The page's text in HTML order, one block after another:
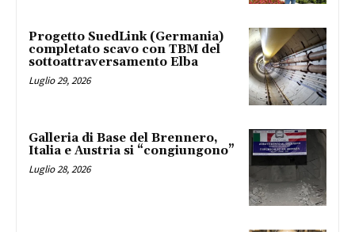
Progetto SuedLink (Germania)
completato scavo con TBM del
sottoattraversamento Elba
Luglio 29, 2026
Galleria di Base del Brennero,
Italia e Austria si “congiungono”
Luglio 28, 2026